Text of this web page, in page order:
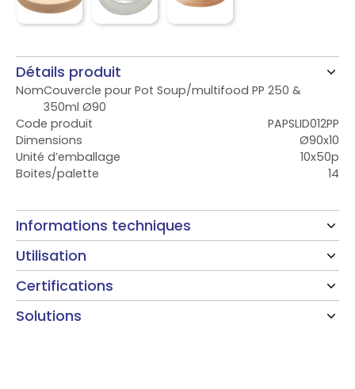
Détails produit
NomCouvercle pour Pot Soup/multifood PP 250 &
350ml Ø90
Code produit
PAPSLID012PP
Dimensions
Ø90x10
Unité d’emballage
10x50p
Boites/palette
14
Informations techniques
Utilisation
Certifications
Solutions